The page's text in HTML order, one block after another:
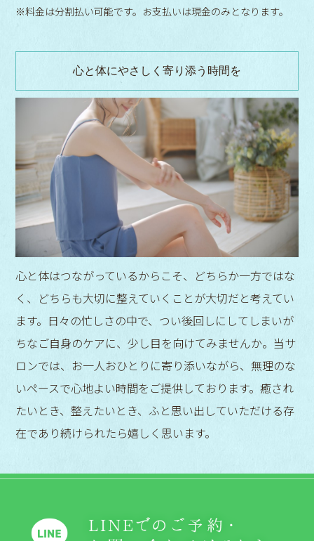
※料金は分割払い可能です。お支払いは現金のみとなります。
心と体にやさしく寄り添う時間を
心と体はつながっているからこそ、どちらか一方ではな
く、どちらも大切に整えていくことが大切だと考えてい
ます。日々の忙しさの中で、つい後回しにしてしまいが
ちなご自身のケアに、少し目を向けてみませんか。当サ
ロンでは、お一人おひとりに寄り添いながら、無理のな
いペースで心地よい時間をご提供しております。癒され
たいとき、整えたいとき、ふと思い出していただける存
在であり続けられたら嬉しく思います。